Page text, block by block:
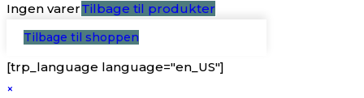
Ingen varerTilbage til produkter
Tilbage til shoppen
[trp_language language="en_US"]
×